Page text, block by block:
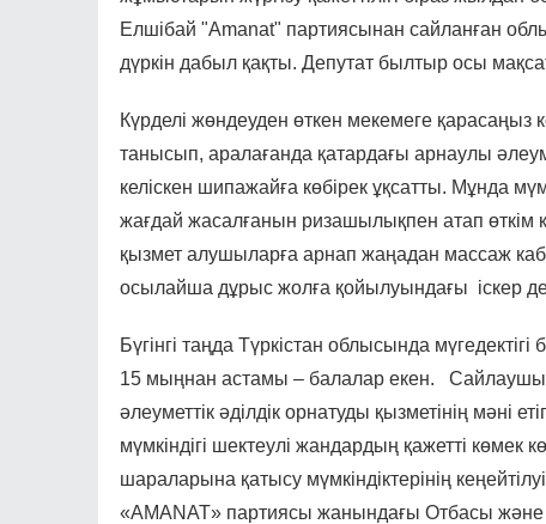
Елшібай "Amanat" партиясынан сайланған
дүркін дабыл қақты. Депутат былтыр осы
Күрделі жөндеуден өткен мекемеге
танысып, аралағанда қатардағы арнаулы
келіскен шипажайға көбірек ұқсатты. Мұнда
жағдай жасалғанын ризашылықпен атап өткім
қызмет алушыларға арнап жаңадан массаж
осылайша дұрыс жолға қойылуындағы іскер
Бүгінгі таңда Түркістан облысында
15 мыңнан астамы – балалар екен.
әлеуметтік әділдік орнатуды қызметінің мәні
мүмкіндігі шектеулі жандардың қажетті көмек
шараларына қатысу мүмкіндіктерінің
«AMANAT» партиясы жанындағы Отбасы және